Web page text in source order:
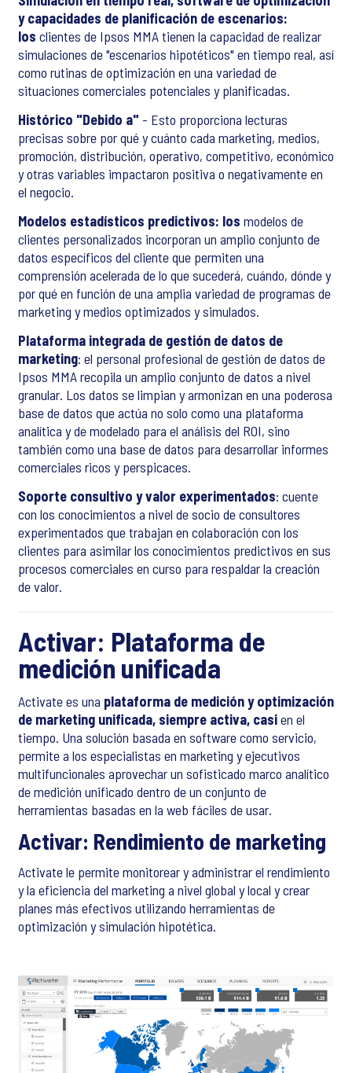
y capacidades de planificación de escenarios:
los clientes de Ipsos MMA tienen la capacidad de realizar
simulaciones de "escenarios hipotéticos" en tiempo real, así
como rutinas de optimización en una variedad de
situaciones comerciales potenciales y planificadas.
Histórico "Debido a" - Esto proporciona lecturas
precisas sobre por qué y cuánto cada marketing, medios,
promoción, distribución, operativo, competitivo, económico
y otras variables impactaron positiva o negativamente en
el negocio.
Modelos estadísticos predictivos: los modelos de
clientes personalizados incorporan un amplio conjunto de
datos específicos del cliente que permiten una
comprensión acelerada de lo que sucederá, cuándo, dónde y
por qué en función de una amplia variedad de programas de
marketing y medios optimizados y simulados.
Plataforma integrada de gestión de datos de
marketing: el personal profesional de gestión de datos de
Ipsos MMA recopila un amplio conjunto de datos a nivel
granular. Los datos se limpian y armonizan en una poderosa
base de datos que actúa no solo como una plataforma
analítica y de modelado para el análisis del ROI, sino
también como una base de datos para desarrollar informes
comerciales ricos y perspicaces.
Soporte consultivo y valor experimentados: cuente
con los conocimientos a nivel de socio de consultores
experimentados que trabajan en colaboración con los
clientes para asimilar los conocimientos predictivos en sus
procesos comerciales en curso para respaldar la creación
de valor.
Activar: Plataforma de
medición unificada
Activate es una plataforma de medición y optimización
de marketing unificada, siempre activa, casien el
tiempo. Una solución basada en software como servicio,
permite a los especialistas en marketing y ejecutivos
multifuncionales aprovechar un sofisticado marco analítico
de medición unificado dentro de un conjunto de
herramientas basadas en la web fáciles de usar.
Activar: Rendimiento de marketing
Activate le permite monitorear y administrar el rendimiento
y la eficiencia del marketing a nivel global y local y crear
planes más efectivos utilizando herramientas de
optimización y simulación hipotética.